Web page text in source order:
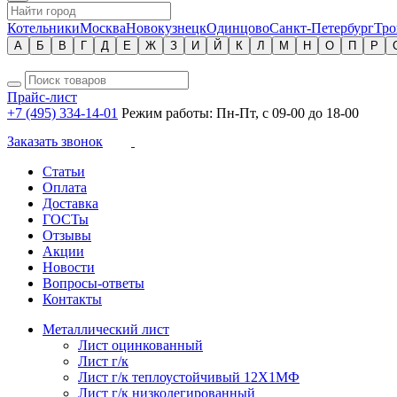
КотельникиМоскваНовокузнецкОдинцовоСанкт-Петербург
А Б В Г Д Е Ж З И Й К Л М Н О П Р
Прайс-лист
+7 (495) 334-14-01 Режим работы: Пн-Пт, с 09-00 до 18-00
Заказать звонок
Статьи
Оплата
Доставка
ГОСТы
Отзывы
Акции
Новости
Вопросы-ответы
Контакты
Металлический лист
Лист оцинкованный
Лист г/к
Лист г/к теплоустойчивый 12Х1МФ
Лист г/к низколегированный